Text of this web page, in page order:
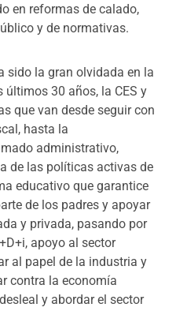
en reformas de calado,
y de normativas.
sido la gran olvidada en la
30 años, la CES y
que van desde seguir con
hasta la
administrativo,
de las políticas activas de
educativo que garantice
de los padres y apoyar
y privada, pasando por
apoyo al sector
al papel de la industria y
contra la economía
y abordar el sector